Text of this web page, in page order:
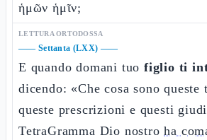
ἡμῶν ἡμῖν;
LETTURA ORTODOSSA
—— Settanta (LXX) ——
E quando domani tuo figlio ti
dicendo: «Che cosa sono queste
queste prescrizioni e questi
TetraGramma Dio nostroha